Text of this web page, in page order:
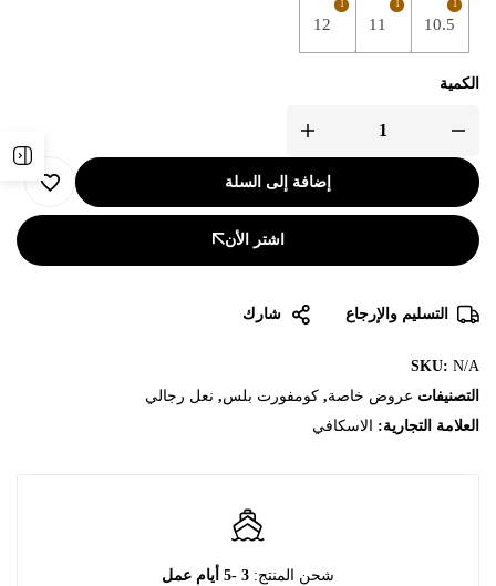
1
10.5
1
11
1
12
الكمية
إضافة إلى السلة
اشتر الأن
التسليم والإرجاع شارك
SKU: N/A
التصنيفات عروض خاصة, كومفورت بلس, نعل رجالي
العلامة التجارية:
الاسكافي
شحن المنتج: 3 -5 أيام عمل